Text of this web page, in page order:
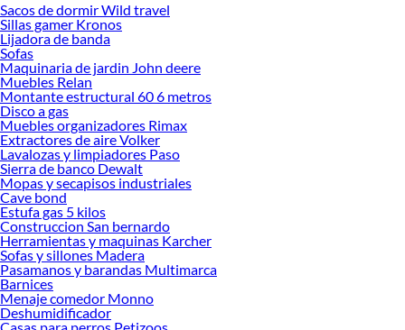
Sacos de dormir Wild travel
Sillas gamer Kronos
Lijadora de banda
Sofas
Maquinaria de jardin John deere
Muebles Relan
Montante estructural 60 6 metros
Disco a gas
Muebles organizadores Rimax
Extractores de aire Volker
Lavalozas y limpiadores Paso
Sierra de banco Dewalt
Mopas y secapisos industriales
Cave bond
Estufa gas 5 kilos
Construccion San bernardo
Herramientas y maquinas Karcher
Sofas y sillones Madera
Pasamanos y barandas Multimarca
Barnices
Menaje comedor Monno
Deshumidificador